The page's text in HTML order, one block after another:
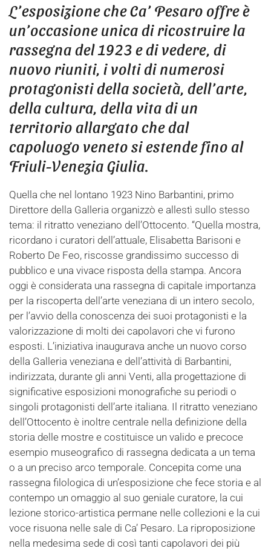
L’esposizione che Ca’ Pesaro offre è
un’occasione unica di ricostruire la
rassegna del 1923 e di vedere, di
nuovo riuniti, i volti di numerosi
protagonisti della società, dell’arte,
della cultura, della vita di un
territorio allargato che dal
capoluogo veneto si estende fino al
Friuli-Venezia Giulia.
Quella che nel lontano 1923 Nino Barbantini, primo
Direttore della Galleria organizzò e allestì sullo stesso
tema: il ritratto veneziano dell’Ottocento. “Quella mostra,
ricordano i curatori dell’attuale, Elisabetta Barisoni e
Roberto De Feo, riscosse grandissimo successo di
pubblico e una vivace risposta della stampa. Ancora
oggi è considerata una rassegna di capitale importanza
per la riscoperta dell’arte veneziana di un intero secolo,
per l’avvio della conoscenza dei suoi protagonisti e la
valorizzazione di molti dei capolavori che vi furono
esposti. L’iniziativa inaugurava anche un nuovo corso
della Galleria veneziana e dell’attività di Barbantini,
indirizzata, durante gli anni Venti, alla progettazione di
significative esposizioni monografiche su periodi o
singoli protagonisti dell’arte italiana. Il ritratto veneziano
dell’Ottocento è inoltre centrale nella definizione della
storia delle mostre e costituisce un valido e precoce
esempio museografico di rassegna dedicata a un tema
o a un preciso arco temporale. Concepita come una
rassegna filologica di un’esposizione che fece storia e al
contempo un omaggio al suo geniale curatore, la cui
lezione storico-artistica permane nelle collezioni e la cui
voce risuona nelle sale di Ca’ Pesaro. La riproposizione
nella medesima sede di così tanti capolavori dei più